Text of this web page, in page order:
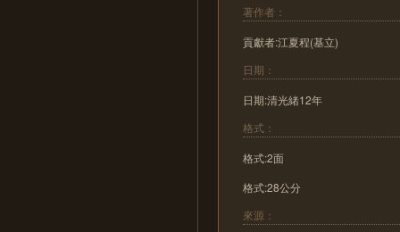
著作者：
貢獻者:江夏程(基立)
日期：
日期:清光緒12年
格式：
格式:2面
格式:28公分
來源：